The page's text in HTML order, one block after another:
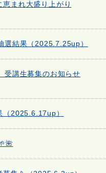
まれ大盛り上がり
結果（2025.7.25up）
講生募集のお知らせ
2025.6.17up）